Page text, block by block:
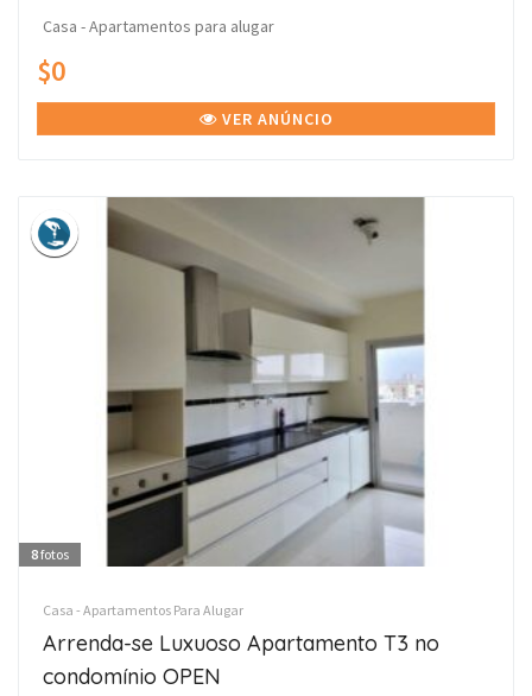
Casa - Apartamentos para alugar
$0
VER ANÚNCIO
8fotos
Casa - Apartamentos Para Alugar
Arrenda-se Luxuoso Apartamento T3 no
condomínio OPEN